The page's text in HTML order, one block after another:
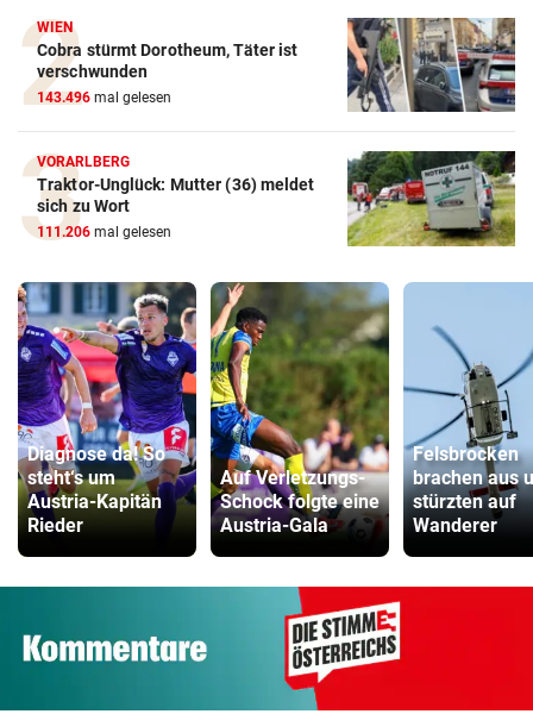
WIEN
Cobra stürmt Dorotheum, Täter ist
verschwunden
143.496 mal gelesen
VORARLBERG
Traktor-Unglück: Mutter (36) meldet
sich zu Wort
111.206 mal gelesen
Diagnose da! So
steht‘s um
Austria-Kapitän
Rieder
Auf Verletzungs-
Schock folgte eine
Austria-Gala
Felsbrocken
brachen aus
stürzten auf
Wanderer